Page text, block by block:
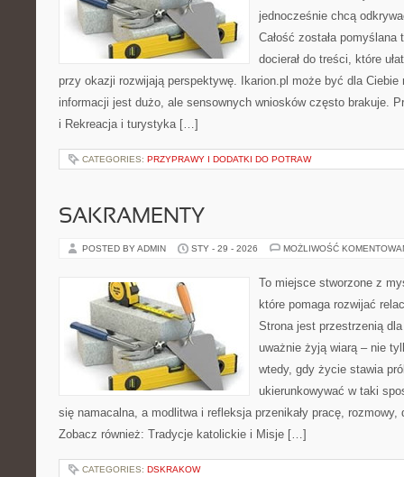
jednocześnie chcą
Całość została
docierał do treści, które
przy okazji rozwijają perspektywę. Ikarion.pl może być dla
informacji jest dużo, ale sensownych wniosków często brakuje.
i Rekreacja i turystyka […]
CATEGORIES: PRZYPRAWY I DODATKI DO POTRAW
SAKRAMENTY
POSTED BY ADMIN STY - 29 - 2026 MOŻLIWOŚĆ
To miejsce stworzone z
które pomaga rozwijać
Strona jest przestrzenią
uważnie żyją wiarą – nie
wtedy, gdy życie stawia
ukierunkowywać w taki
się namacalna, a modlitwa i refleksja przenikały pracę,
Zobacz również: Tradycje katolickie i Misje […]
CATEGORIES: DSKRAKOW